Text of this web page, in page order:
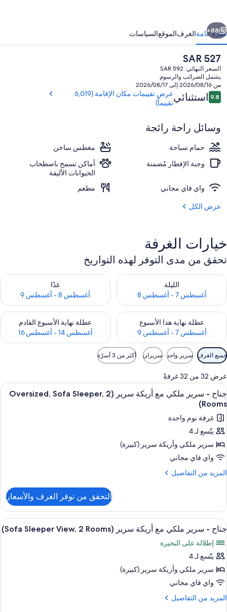
سبرينجز
آيريا
حمّام سباحة خارجي، مقاعد للتشمس
التالي
88+
نظرة عامةالغرفالموقعالسياسات
السعر
الحالي
هو
SAR
527
SAR 527
السعر النهائي: SAR 592
يشمل الضرائب والرسوم
من 2026/08/16 إلى 2026/08/17
التقييمات
9.89.8 من 10استثنائي
عرض تقييمات مكان الإقامة (6,019
تقييماً)
وسائل راحة رائجة
حمام سباحة
مغطس ساخن
وجبة الإفطار مُضمنة
أماكن تسمح باصطحاب
الحيوانات الأليفة
واي فاي مجاني
مطعم
عرض الكل
خيارات الغرفة
تحقق من مدى التوفر لهذه التواريخ
الليلة
أغسطس 7 - أغسطس 8
تحقق من مدى التوفر لليلة للفترة أغسطس 7 - أغسطس 8
غدًا
أغسطس 8 - أغسطس 9
تحقق من مدى التوفر لغد للفترة أغسطس
عطلة نهاية هذا الأسبوع
أغسطس 7 - أغسطس 9
تحقق من مدى التوفر لعطلة نهاية هذا الأسبوع للفترة أغسطس 7 - أغسطس 9
عطلة نهاية الأسبوع القادم
أغسطس 14 - أغسطس 16
تحقق من مدى التوفر لعطلة نهاية
عوامل
التصفية
المتاحة
للغرف
جميع الغرف سرير واحد سريران أكثر من 3 أسرّة
عرض 32 من 32 غرفةً
استعراض
جميع
صور
جناح
-
سرير
ملكي
مع
Sofa
Sleeper,
2
Rooms)
أغطية فراش متميزة وخزنة داخل
12
جناح - سرير ملكي مع أريكة سرير (Oversized, Sofa Sleeper, 2
Rooms)
غرفة نوم واحدة
يتّسع لـ 4
سرير ملكي‫‬ وأريكة سرير (كبيرة)
واي فاي مجاني
المزيد من التفاصيل
المزيد
جناح
سرير
ملكي
مع
أريكة
(Oversized,
Sofa
2
التحقق من توفر الغرف والأسعار
استعراض
جميع
صور
جناح
-
سرير
ملكي
أغطية فراش متميزة وخزنة داخل
4
جناح - سرير ملكي مع أريكة سرير (Sofa Sleeper View, 2 Rooms)
إطلالة على البحيرة
يتّسع لـ 4
سرير ملكي‫‬ وأريكة سرير (كبيرة)
واي فاي مجاني
المزيد من التفاصيل
المزيد